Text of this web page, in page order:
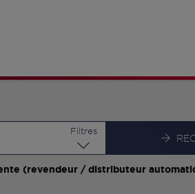
Filtres
(revendeur / distributeur